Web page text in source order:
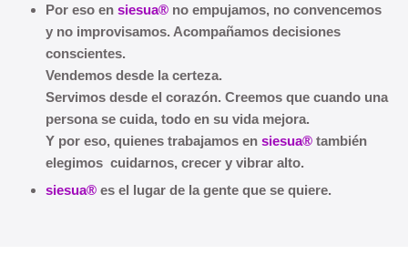
Por eso en siesua® no empujamos, no convencemos
y no improvisamos. Acompañamos decisiones
conscientes.
Vendemos desde la certeza.
Servimos desde el corazón. Creemos que cuando una
persona se cuida, todo en su vida mejora.
Y por eso, quienes trabajamos en siesua® también
elegimos cuidarnos, crecer y vibrar alto.
siesua® es el lugar de la gente que se quiere.